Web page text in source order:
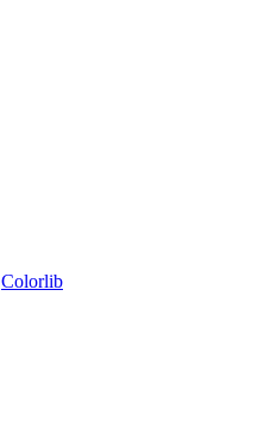
Colorlib